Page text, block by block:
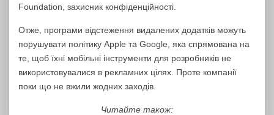
Foundation, захисник конфіденційності.
Отже, програми відстеження видалених додатків можуть
порушувати політику Apple та Google, яка спрямована на
те, щоб їхні мобільні інструменти для розробників не
використовувалися в рекламних цілях. Проте компанії
поки що не вжили жодних заходів.
Читайте також: